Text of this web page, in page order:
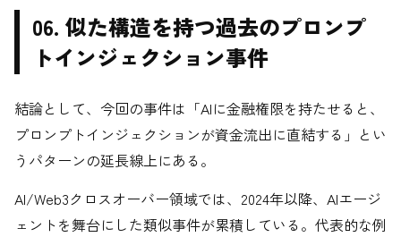
06. 似た構造を持つ過去のプロンプ
トインジェクション事件
結論として、今回の事件は「AIに金融権限を持たせると、
プロンプトインジェクションが資金流出に直結する」とい
うパターンの延長線上にある。
AI/Web3クロスオーバー領域では、2024年以降、AIエージ
ェントを舞台にした類似事件が累積している。代表的な例